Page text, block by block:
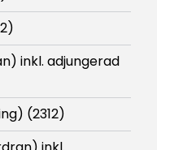
inkl. adjungerad
(2312)